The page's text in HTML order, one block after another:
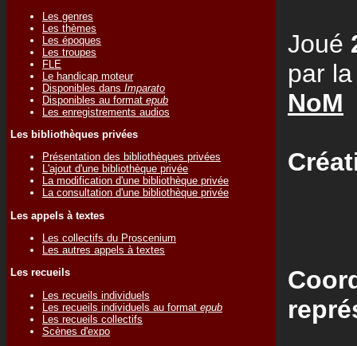
Les genres
Les thèmes
Les époques
Les troupes
FLE
Le handicap moteur
Disponibles dans Imparato
Disponibles au format epub
Les enregistrements audios
Les bibliothèques privées
Présentation des bibliothèques privées
L'ajout d'une bibliothèque privée
La modification d'une bibliothèque privée
La consultation d'une bibliothèque privée
Les appels à textes
Les collectifs du Proscenium
Les autres appels à textes
Les recueils
Les recueils individuels
Les recueils individuels au format epub
Les recueils collectifs
Scènes d'expo
Joué
par
NoM